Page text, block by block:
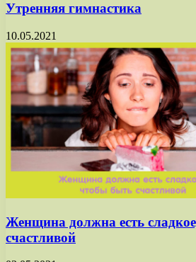
Утренняя гимнастика
10.05.2021
Женщина должна есть
счастливой